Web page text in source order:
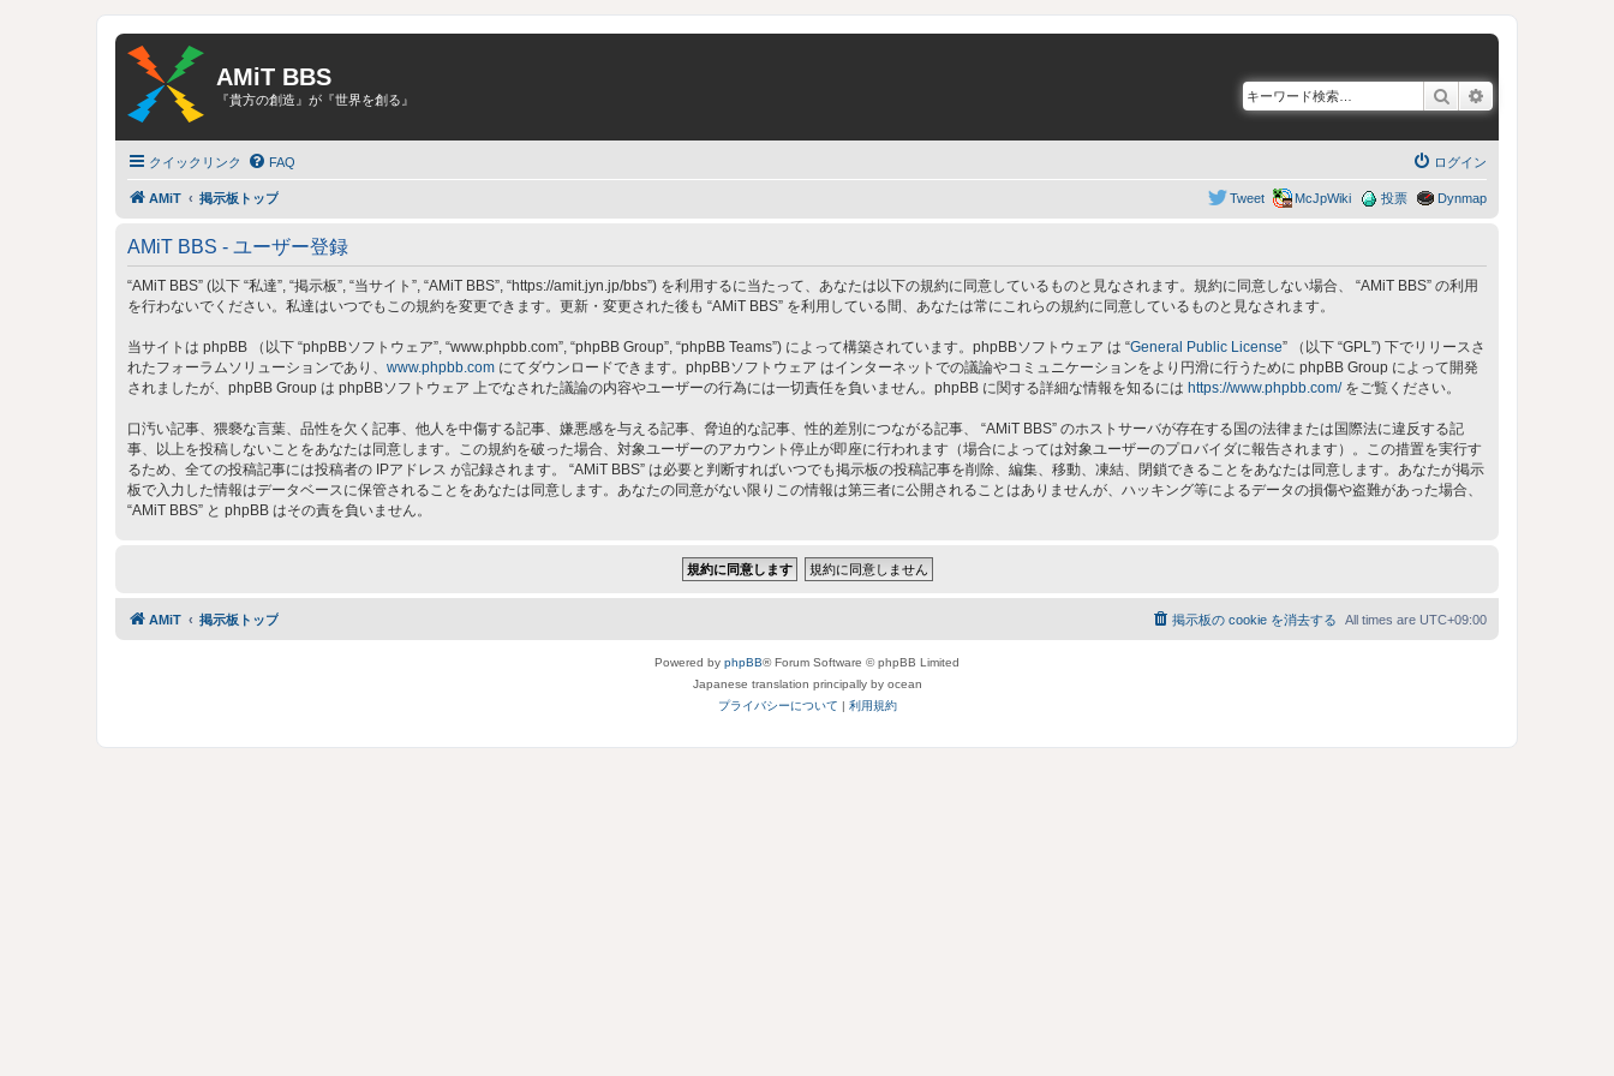
AMiT BBS
『貴方の創造』が『世界を創る』 検索
クイックリンク FAQ ログイン
AMiT 掲示板トップ Dynmap
投票
McJpWiki
Tweet
AMiT BBS - ユーザー登録
“AMiT BBS” (以下 “私達”, “掲示板”, “当サイト”, “AMiT BBS”, “https://amit.jyn.jp/bbs”) を利用するに当たって、あなたは以下の規約に同意しているものと見なされます。規約に同意しない場合、 “AMiT BBS” の利用
を行わないでください。私達はいつでもこの規約を変更できます。更新・変更された後も “AMiT BBS” を利用している間、あなたは常にこれらの規約に同意しているものと見なされます。
当サイトは phpBB （以下 “phpBBソフトウェア”, “www.phpbb.com”, “phpBB Group”, “phpBB Teams”) によって構築されています。phpBBソフトウェア は “General Public License” （以下 “GPL”) 下でリリースさ
れたフォーラムソリューションであり、 www.phpbb.com にてダウンロードできます。phpBBソフトウェア はインターネットでの議論やコミュニケーションをより円滑に行うために phpBB Group によって開発
されましたが、phpBB Group は phpBBソフトウェア 上でなされた議論の内容やユーザーの行為には一切責任を負いません。phpBB に関する詳細な情報を知るには https://www.phpbb.com/をご覧ください。
口汚い記事、猥褻な言葉、品性を欠く記事、他人を中傷する記事、嫌悪感を与える記事、脅迫的な記事、性的差別につながる記事、 “AMiT BBS” のホストサーバが存在する国の法律または国際法に違反する記
事、以上を投稿しないことをあなたは同意します。この規約を破った場合、対象ユーザーのアカウント停止が即座に行われます（場合によっては対象ユーザーのプロバイダに報告されます）。この措置を実行す
るため、全ての投稿記事には投稿者の IPアドレス が記録されます。 “AMiT BBS” は必要と判断すればいつでも掲示板の投稿記事を削除、編集、移動、凍結、閉鎖できることをあなたは同意します。あなたが掲示
板で入力した情報はデータベースに保管されることをあなたは同意します。あなたの同意がない限りこの情報は第三者に公開されることはありませんが、ハッキング等によるデータの損傷や盗難があった場合、
“AMiT BBS” と phpBB はその責を負いません。
AMiT 掲示板トップ All times are UTC+09:00
掲示板の cookie を消去する
Powered by phpBB® Forum Software © phpBB Limited
Japanese translation principally by ocean
プライバシーについて | 利用規約